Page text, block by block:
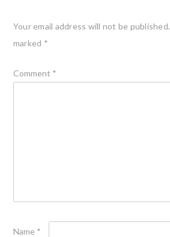
Your email address will not be published.
marked *
Comment *
Name *